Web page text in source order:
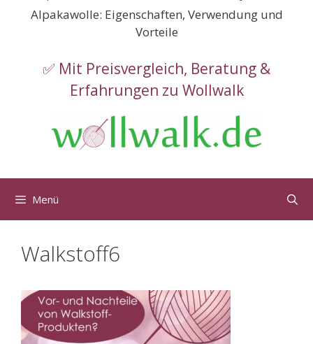
Alpakawolle: Eigenschaften, Verwendung und
Vorteile
✅ Mit Preisvergleich, Beratung &
Erfahrungen zu Wollwalk
Menü
Walkstoff6